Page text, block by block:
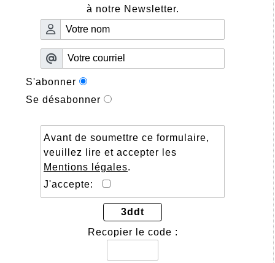
à notre Newsletter.
S'abonner
Se désabonner
Avant de soumettre ce formulaire,
veuillez lire et accepter les
Mentions légales.
J'accepte:
3ddt
Recopier le code :